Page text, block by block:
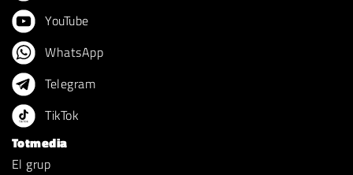
YouTube
WhatsApp
Telegram
TikTok
Totmedia
El grup